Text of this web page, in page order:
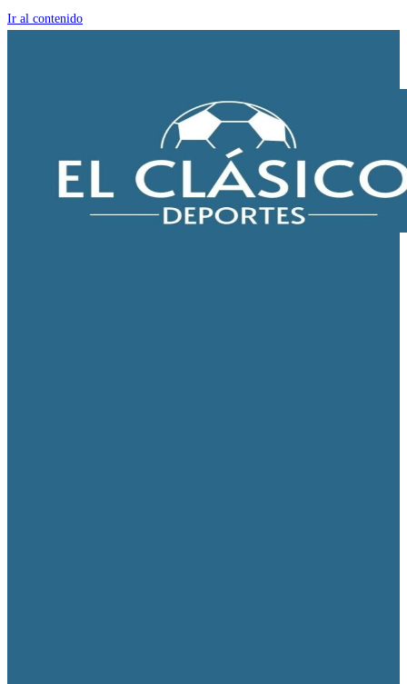
Ir al contenido